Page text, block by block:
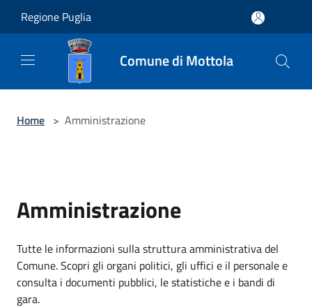
Regione Puglia
Comune di Mottola
Home > Amministrazione
Amministrazione
Tutte le informazioni sulla struttura amministrativa del
Comune. Scopri gli organi politici, gli uffici e il personale e
consulta i documenti pubblici, le statistiche e i bandi di
gara.